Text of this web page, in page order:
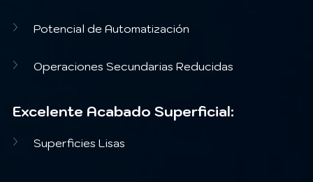
Potencial de Automatización
Operaciones Secundarias Reducidas
Excelente Acabado Superficial:
Superficies Lisas